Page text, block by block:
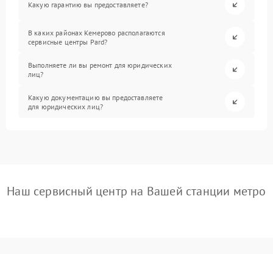
Какую гарантию вы предоставляете?
В каких районах Кемерово располагаются
сервисные центры Pard?
Выполняете ли вы ремонт для юридических
лиц?
Какую документацию вы предоставляете
для юридических лиц?
Наш сервисный центр на Вашей станции метро